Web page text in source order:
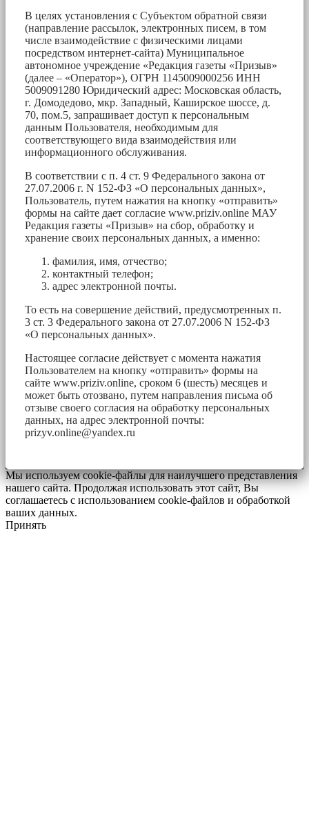
В целях установления с Субъектом обратной связи
(направление рассылок, электронных писем, в том
числе взаимодействие с физическими лицами
посредством интернет-сайта) Муниципальное
автономное учреждение «Редакция газеты «Призыв»
(далее – «Оператор»), ОГРН 1145009000256 ИНН
5009091280 Юридический адрес: Московская область,
г. Домодедово, мкр. Западный, Каширское шоссе, д.
70, пом.5, запрашивает доступ к персональным
данным Пользователя, необходимым для
соответствующего вида взаимодействия или
информационного обслуживания.
В соответствии с п. 4 ст. 9 Федерального закона от
27.07.2006 г. N 152-ФЗ «О персональных данных»,
Пользователь, путем нажатия на кнопку «отправить»
формы на сайте дает согласие www.priziv.online МАУ
Редакция газеты «Призыв» на сбор, обработку и
хранение своих персональных данных, а именно:
фамилия, имя, отчество;
контактный телефон;
адрес электронной почты.
То есть на совершение действий, предусмотренных п.
3 ст. 3 Федерального закона от 27.07.2006 N 152-ФЗ
«О персональных данных».
Настоящее согласие действует с момента нажатия
Пользователем на кнопку «отправить» формы на
сайте www.priziv.online, сроком 6 (шесть) месяцев и
может быть отозвано, путем направления письма об
отзыве своего согласия на обработку персональных
данных, на адрес электронной почты:
prizyv.online@yandex.ru
Мы используем cookie-файлы для наилучшего представления
нашего сайта. Продолжая использовать этот сайт, Вы
соглашаетесь с использованием cookie-файлов и обработкой
ваших данных.
Принять